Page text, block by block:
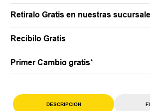
Retiralo Gratis en nuestras
Recibilo Gratis
Primer Cambio gratis*
DESCRIPCION